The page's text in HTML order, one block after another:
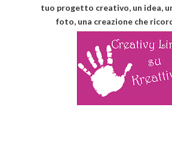
tuo progetto creativo, un idea,
foto, una creazione che